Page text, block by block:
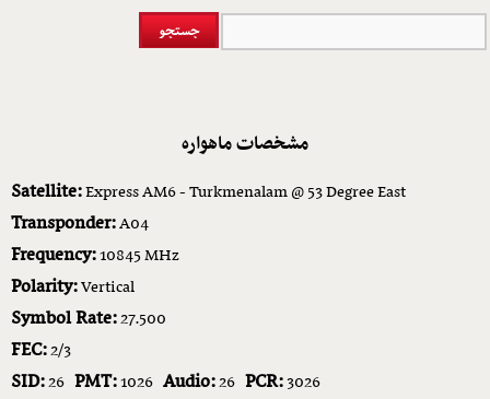
مشخصات ماهواره
Satellite:Express AM6 - Turkmenalam @ 53 Degree East
Transponder:A04
Frequency:10845 MHz
Polarity:Vertical
Symbol Rate:27.500
FEC:2/3
SID:26 PMT:1026 Audio:26 PCR:3026